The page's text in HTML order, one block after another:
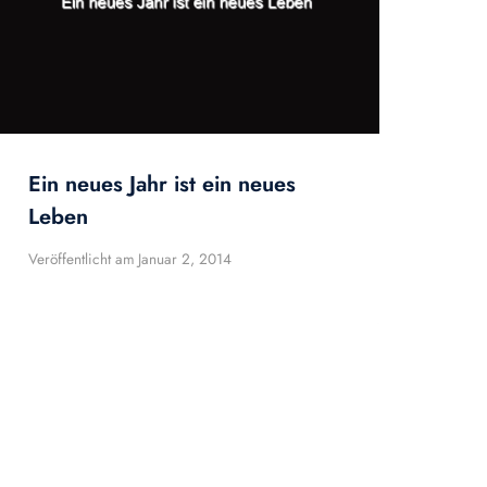
Ein neues Jahr ist ein neues
Leben
Veröffentlicht am Januar 2, 2014